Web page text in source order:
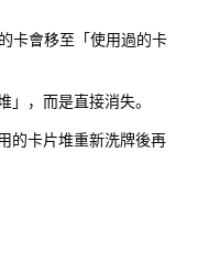
卡會移至「使用過的卡
，而是直接消失。
的卡片堆重新洗牌後再